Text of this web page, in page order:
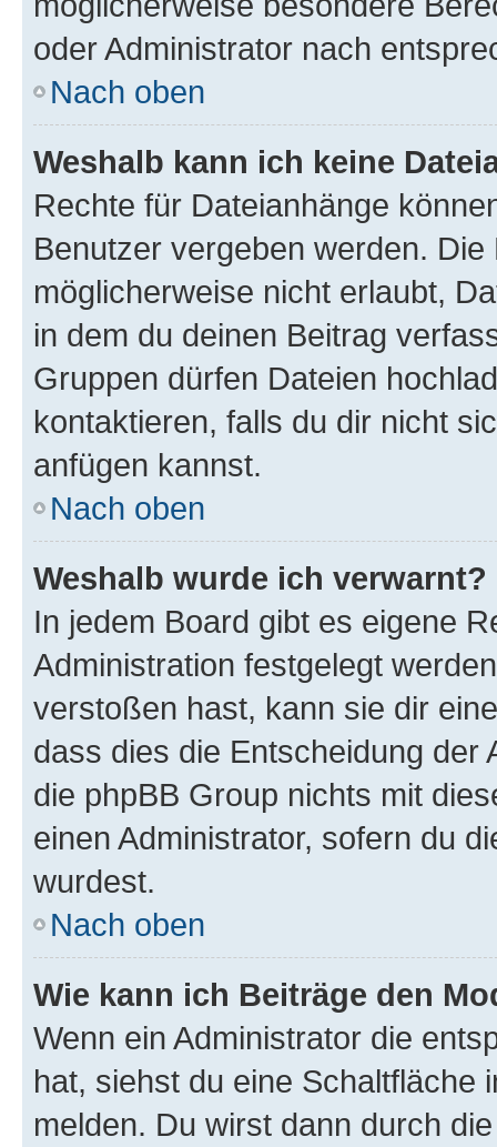
oder Administrator nach
Nach oben
Weshalb kann ich keine
Rechte für Dateianhänge
Benutzer vergeben werden.
möglicherweise nicht erlaubt,
in dem du deinen Beitrag
Gruppen dürfen Dateien
kontaktieren, falls du dir nicht
anfügen kannst.
Nach oben
Weshalb wurde ich verwarnt?
In jedem Board gibt es eigene
Administration festgelegt
verstoßen hast, kann sie dir
dass dies die Entscheidung der
die phpBB Group nichts mit
einen Administrator, sofern du
wurdest.
Nach oben
Wie kann ich Beiträge den
Wenn ein Administrator die
hat, siehst du eine Schaltfläche
melden. Du wirst dann durch